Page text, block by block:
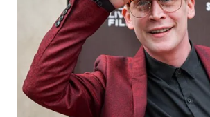
WN
LABUANBAJO
WN
BORNEO